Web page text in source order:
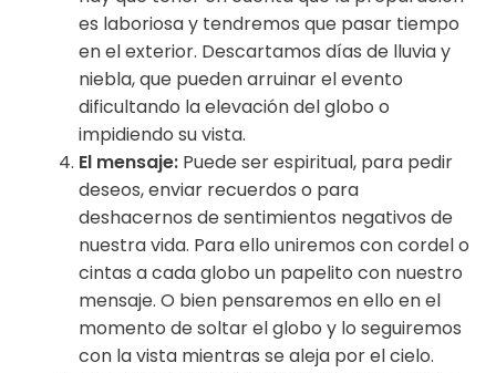
es laboriosa y tendremos que pasar tiempo
en el exterior. Descartamos días de lluvia y
niebla, que pueden arruinar el evento
dificultando la elevación del globo o
impidiendo su vista.
El mensaje:Puede ser espiritual, para pedir
deseos, enviar recuerdos o para
deshacernos de sentimientos negativos de
nuestra vida. Para ello uniremos con cordel o
cintas a cada globo un papelito con nuestro
mensaje. O bien pensaremos en ello en el
momento de soltar el globo y lo seguiremos
con la vista mientras se aleja por el cielo.